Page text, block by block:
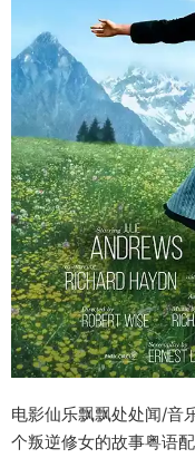
电影仙乐飘飘处处闻/
个叛逆修女的故事粤语